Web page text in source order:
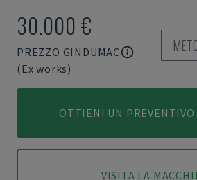
30.000 €
PREZZO GINDUMAC
(Ex works)
OTTIENI UN PREVENTIVO
VISITA LA